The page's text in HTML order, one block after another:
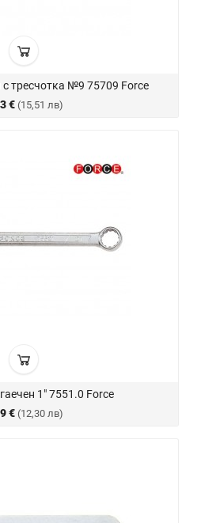
тресчотка №9 75709 Force
€ (15,51 лв)
1" 7551.0 Force
€ (12,30 лв)